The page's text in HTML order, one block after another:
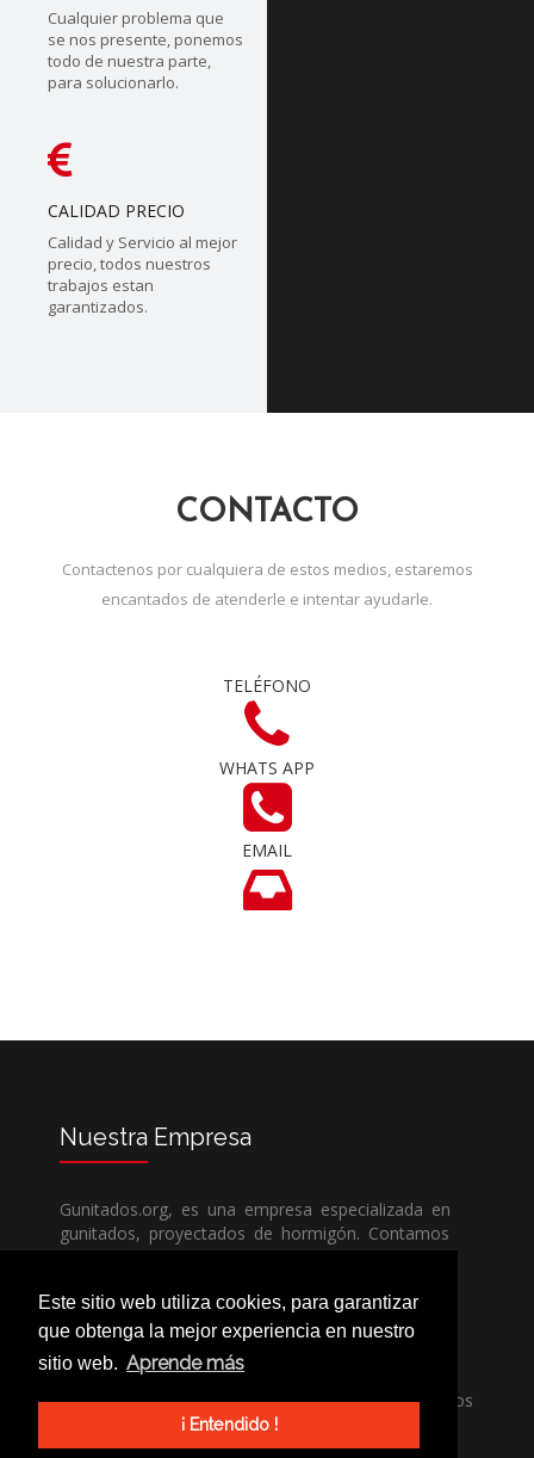
Este sitio web utiliza cookies, para garantizar
que obtenga la mejor experiencia en nuestro
sitio web. Aprende más
¡ Entendido !
Cualquier problema que
se nos presente, ponemos
todo de nuestra parte,
para solucionarlo.
CALIDAD PRECIO
Calidad y Servicio al mejor
precio, todos nuestros
trabajos estan
garantizados.
CONTACTO
Contactenos por cualquiera de estos medios, estaremos
encantados de atenderle e intentar ayudarle.
TELÉFONO
WHATS APP
EMAIL
Nuestra Empresa
Gunitados.org, es una empresa especializada en
gunitados, proyectados de hormigón. Contamos
con todos los medios humanos y técnicos, para
competencia.
Si necesita una empresa de gunitados, no dude
en llamarnos, nuestros técnicos estran encantados
de poder ayudarle, ya sea usted particular o
profesional.